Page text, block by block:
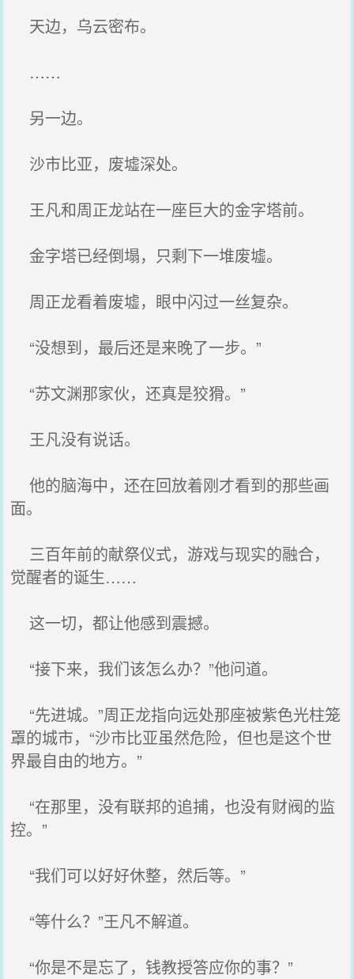
天边，乌云密布。
……
另一边。
沙市比亚，废墟深处。
王凡和周正龙站在一座巨大的金字塔前。
金字塔已经倒塌，只剩下一堆废墟。
周正龙看着废墟，眼中闪过一丝复杂。
“没想到，最后还是来晚了一步。”
“苏文渊那家伙，还真是狡猾。”
王凡没有说话。
他的脑海中，还在回放着刚才看到的那些画
面。
三百年前的献祭仪式，游戏与现实的融合，
觉醒者的诞生……
这一切，都让他感到震撼。
“接下来，我们该怎么办？”他问道。
“先进城。”周正龙指向远处那座被紫色光柱笼
罩的城市，“沙市比亚虽然危险，但也是这个世
界最自由的地方。”
“在那里，没有联邦的追捕，也没有财阀的监
控。”
“我们可以好好休整，然后等。”
“等什么？”王凡不解道。
“你是不是忘了，钱教授答应你的事？”